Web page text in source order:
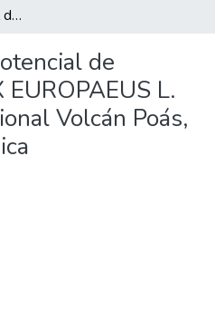
Estado actual y potencial de invasión de ULEX EUROPAEUS L. en el Parque Nacional Volcán Poás, Alajuela, Costa Rica
de
L.
Volcán Poás,